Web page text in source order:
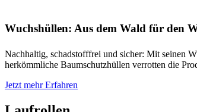
Wuchshüllen: Aus dem Wald für den
Nachhaltig, schadstofffrei und sicher: Mit seinen
herkömmliche Baumschutzhüllen verrotten die
Jetzt mehr Erfahren